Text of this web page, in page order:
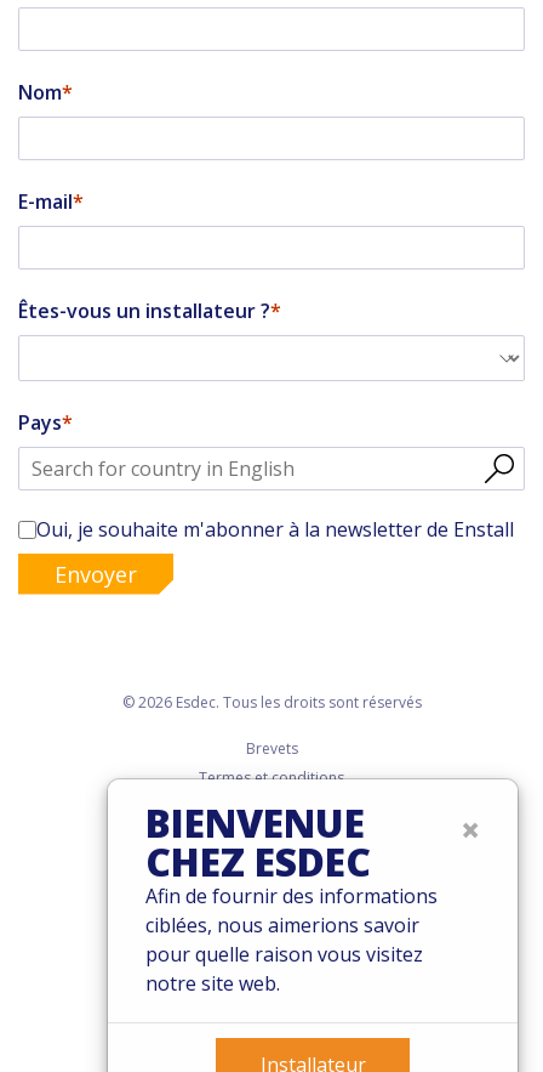
Nom
E-mail
Êtes-vous un installateur ?
Pays
Oui, je souhaite m'abonner à la newsletter de Enstall
Envoyer
© 2026 Esdec. Tous les droits sont réservés
Brevets
Termes et conditions
Garantie
Governance
Cookies
Privacy policy
×
BIENVENUE
CHEZ ESDEC
Afin de fournir des informations
ciblées, nous aimerions savoir
pour quelle raison vous visitez
notre site web.
Installateur